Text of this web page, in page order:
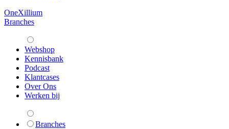
OneXillium
Branches
Webshop
Kennisbank
Podcast
Klantcases
Over Ons
Werken bij
Branches